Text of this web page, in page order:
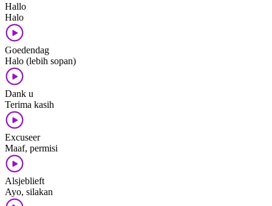
Hallo
Halo
Goedendag
Halo (lebih sopan)
Dank u
Terima kasih
Excuseer
Maaf, permisi
Alsjeblieft
Ayo, silakan